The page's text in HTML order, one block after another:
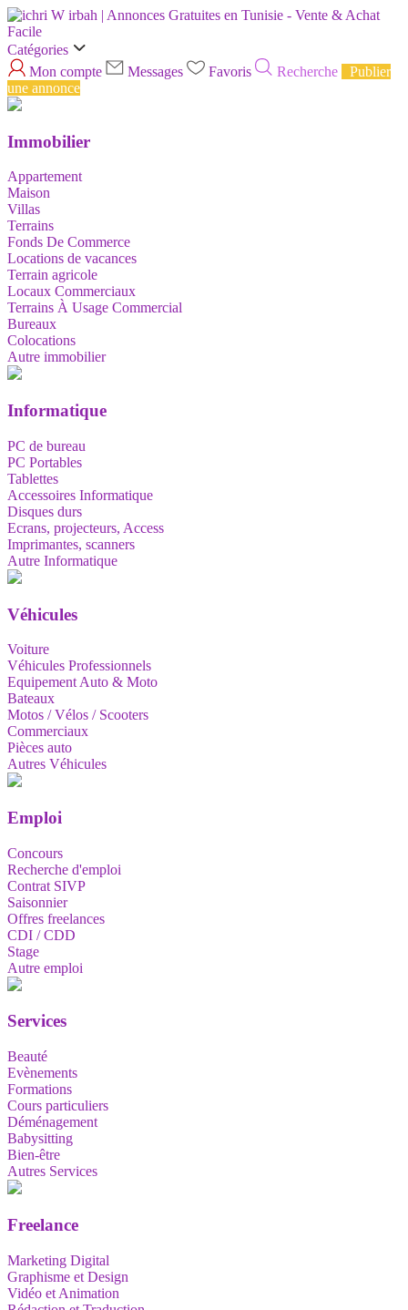
Catégories
Mon compte
Messages Favoris Recherche
Publier
une annonce
Immobilier
Appartement
Maison
Villas
Terrains
Fonds De Commerce
Locations de vacances
Terrain agricole
Locaux Commerciaux
Terrains À Usage Commercial
Bureaux
Colocations
Autre immobilier
Informatique
PC de bureau
PC Portables
Tablettes
Accessoires Informatique
Disques durs
Ecrans, projecteurs, Access
Imprimantes, scanners
Autre Informatique
Véhicules
Voiture
Véhicules Professionnels
Equipement Auto & Moto
Bateaux
Motos / Vélos / Scooters
Commerciaux
Pièces auto
Autres Véhicules
Emploi
Concours
Recherche d'emploi
Contrat SIVP
Saisonnier
Offres freelances
CDI / CDD
Stage
Autre emploi
Services
Beauté
Evènements
Formations
Cours particuliers
Déménagement
Babysitting
Bien-être
Autres Services
Freelance
Marketing Digital
Graphisme et Design
Vidéo et Animation